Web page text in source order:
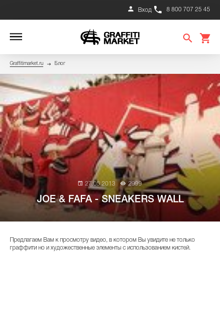
8 800 707 25 45
Вход
Graffitimarket.ru Блог
27.05.2013 2999
JOE & FAFA - SNEAKERS WALL
Предлагаем Вам к просмотру видео, в котором Вы увидите не только
граффити но и художественные элементы с использованием кистей.